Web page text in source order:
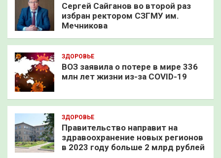
Сергей Сайганов во второй раз
избран ректором СЗГМУ им.
Мечникова
ЗДОРОВЬЕ
ВОЗ заявила о потере в мире 336
млн лет жизни из-за COVID-19
ЗДОРОВЬЕ
Правительство направит на
здравоохранение новых регионов
в 2023 году больше 2 млрд рублей